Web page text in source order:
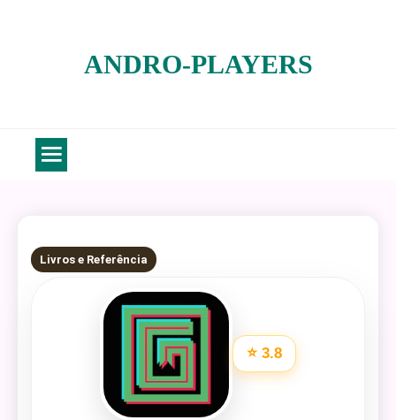
ANDRO-PLAYERS
6 MINS READ
Livros e Referência
⭐ 3.8